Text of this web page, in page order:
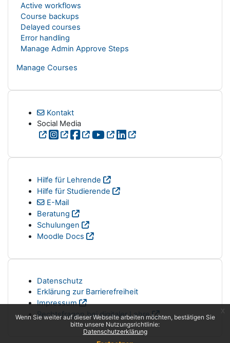
Wenn Sie weiter auf dieser Webseite arbeiten möchten, bestätigen Sie
bitte unsere Nutzungsrichtlinie:
Datenschutzerklärung
Active workflows
Course backups
Delayed courses
Error handling
Manage Admin Approve Steps
Manage Courses
Kontakt
Social Media
Hilfe für Lehrende
Hilfe für Studierende
E-Mail
Beratung
Schulungen
Moodle Docs
Datenschutz
Erklärung zur Barrierefreiheit
Impressum
Rechtsfragen bei digitaler Lehre